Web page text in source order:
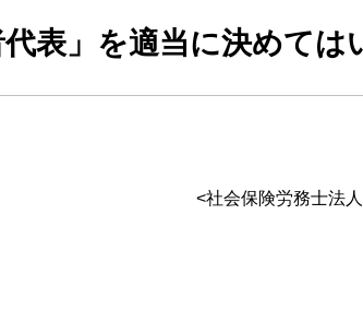
代表」を適当に決めては
<社会保険労務士法